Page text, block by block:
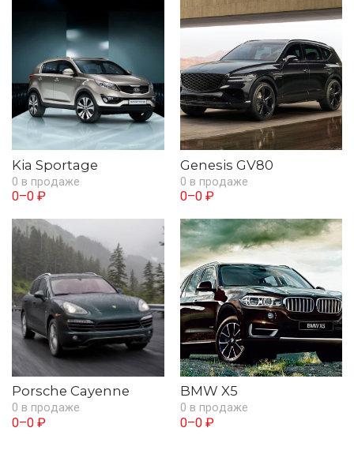
Kia Sportage
0 в продаже
0–0 ₽
Genesis GV80
0 в продаже
0–0 ₽
Porsche Cayenne
0 в продаже
0–0 ₽
BMW X5
0 в продаже
0–0 ₽